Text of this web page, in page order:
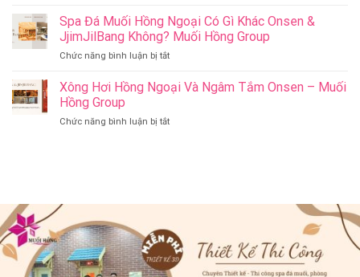
&
Jjim
Bang
Muối
Bang
Đà
Muối
Group
Nên
Thay
Đổi
Spa
Liệu
Onsen
Muối
Group
Spa Đá Muối Hồng Ngoại Có Gì Khác Onsen &
JjimJilBang Không? Muối Hồng Group
Chức năng bình luận bị tắtở
Đá
Muối
Ngoại
JjimJilBang
Muối
Hồng
Group
Xông Hơi Hồng Ngoại Và Ngâm Tắm Onsen – Muối
Hồng Group
Chức năng bình luận bị tắtở
Ngâm
Onsen
–
Muối
Hồng